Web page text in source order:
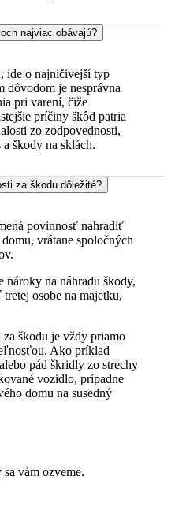
najviac obávajú?
ide o najničivejší typ
dôvodom je nesprávna
pri varení, čiže
príčiny škôd patria
zo zodpovednosti,
škody na sklách.
za škodu dôležité?
povinnosť nahradiť
vrátane spoločných
nároky na náhradu škody,
osobe na majetku,
škodu je vždy priamo
Ako príklad
pád škridly zo strechy
vozidlo, prípadne
domu na susedný
vám ozveme.